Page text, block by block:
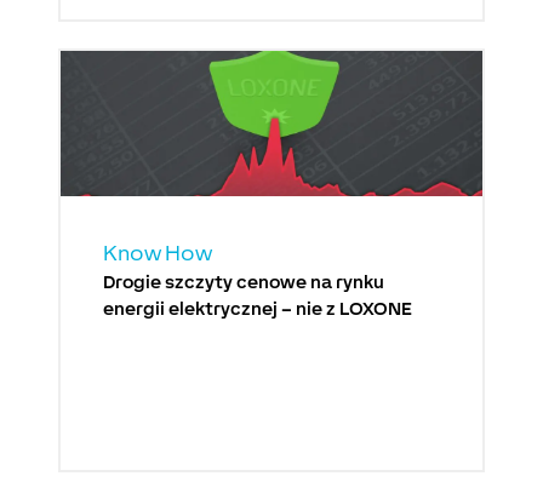
Know How
Drogie szczyty cenowe na rynku
energii elektrycznej – nie z LOXONE